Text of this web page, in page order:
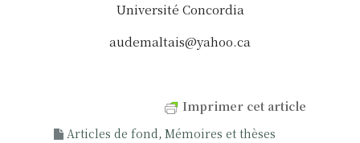
Université Concordia
audemaltais@yahoo.ca
Imprimer cet article
Articles de fond, Mémoires et thèses